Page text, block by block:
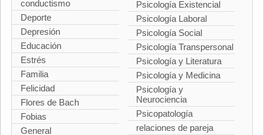
conductismo
Deporte
Depresión
Educación
Estrés
Familia
Felicidad
Flores de Bach
Fobias
General
Psicología Existencial
Psicología Laboral
Psicología Social
Psicología Transpersonal
Psicología y Literatura
Psicología y Medicina
Psicología y
Neurociencia
Psicopatología
relaciones de pareja